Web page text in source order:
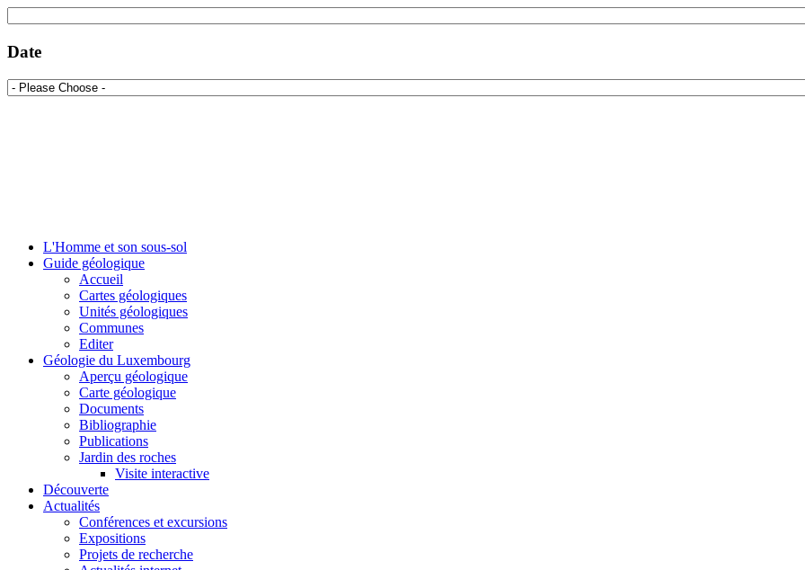
Date
L'Homme et son sous-sol
Guide géologique
Accueil
Cartes géologiques
Unités géologiques
Communes
Editer
Géologie du Luxembourg
Aperçu géologique
Carte géologique
Documents
Bibliographie
Publications
Jardin des roches
Visite interactive
Découverte
Actualités
Conférences et excursions
Expositions
Projets de recherche